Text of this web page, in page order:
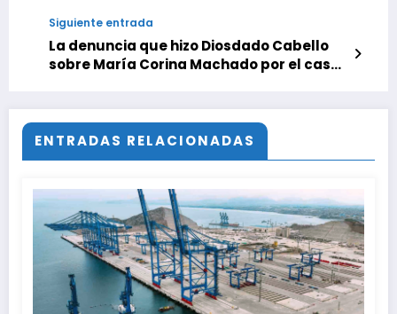
Siguiente entrada
La denuncia que hizo Diosdado Cabello
sobre María Corina Machado por el caso
ENTRADAS RELACIONADAS